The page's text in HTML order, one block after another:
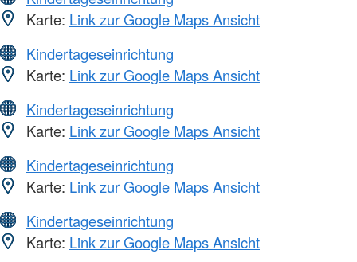
Karte: Link zur Google Maps Ansicht
Kindertageseinrichtung
Karte: Link zur Google Maps Ansicht
Kindertageseinrichtung
Karte: Link zur Google Maps Ansicht
Kindertageseinrichtung
Karte: Link zur Google Maps Ansicht
Kindertageseinrichtung
Karte: Link zur Google Maps Ansicht